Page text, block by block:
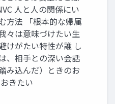
人と人の関係にい
方法 「根本的な帰属
々は意味づけたい生
けがたい特性が誰 し
、相手との深い会話
み込んだ）ときのお
きたい